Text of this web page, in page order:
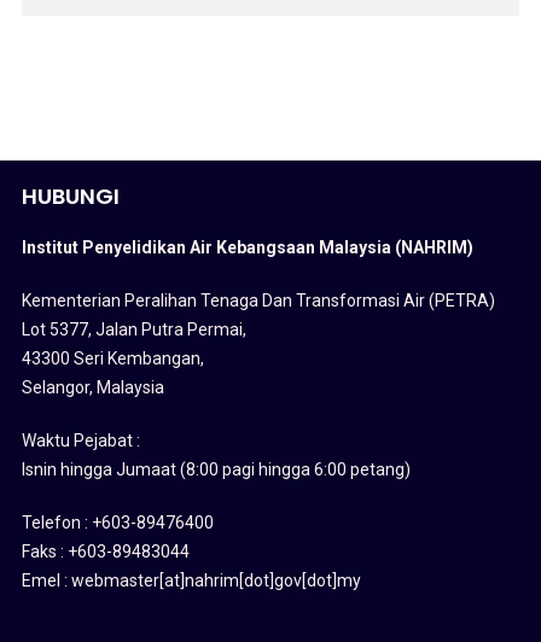
HUBUNGI
Institut Penyelidikan Air Kebangsaan Malaysia (NAHRIM)
Kementerian Peralihan Tenaga Dan Transformasi Air (PETRA)
Lot 5377, Jalan Putra Permai,
43300 Seri Kembangan,
Selangor, Malaysia
Waktu Pejabat :
Isnin hingga Jumaat (8:00 pagi hingga 6:00 petang)
Telefon : +603-89476400
Faks : +603-89483044
Emel : webmaster[at]nahrim[dot]gov[dot]my